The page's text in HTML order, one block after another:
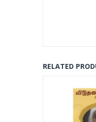
RELATED